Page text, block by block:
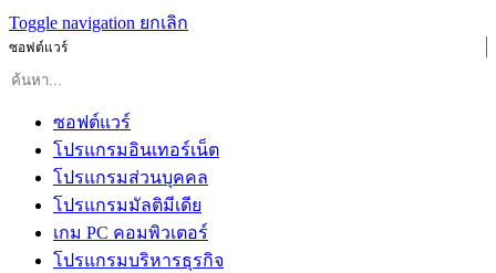
Toggle navigation ยกเลิก
ซอฟต์แวร์
ซอฟต์แวร์
โปรแกรมอินเทอร์เน็ต
โปรแกรมส่วนบุคคล
โปรแกรมมัลติมีเดีย
เกม PC คอมพิวเตอร์
โปรแกรมบริหารธุรกิจ